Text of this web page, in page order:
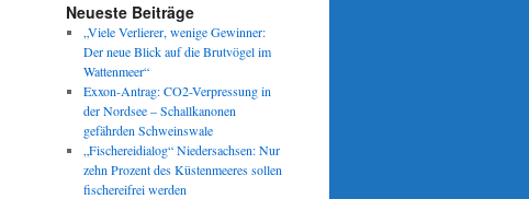
Neueste Beiträge
„Viele Verlierer, wenige Gewinner:
Der neue Blick auf die Brutvögel im
Wattenmeer“
Exxon-Antrag: CO2-Verpressung in
der Nordsee – Schallkanonen
gefährden Schweinswale
„Fischereidialog“ Niedersachsen: Nur
zehn Prozent des Küstenmeeres sollen
fischereifrei werden